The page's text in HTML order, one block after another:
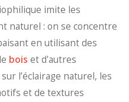
imite les
naturel : on se concentre
en utilisant des
bois et d'autres
l’éclairage naturel, les
et de textures